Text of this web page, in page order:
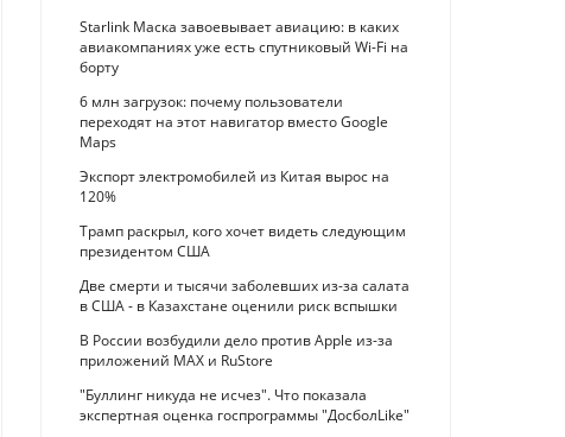
Starlink Маска завоевывает авиацию: в каких
авиакомпаниях уже есть спутниковый Wi-Fi на
борту
6 млн загрузок: почему пользователи
переходят на этот навигатор вместо Google
Maps
Экспорт электромобилей из Китая вырос на
120%
Трамп раскрыл, кого хочет видеть следующим
президентом США
Две смерти и тысячи заболевших из-за салата
в США - в Казахстане оценили риск вспышки
В России возбудили дело против Apple из-за
приложений MAX и RuStore
"Буллинг никуда не исчез". Что показала
экспертная оценка госпрограммы "ДосболLike"